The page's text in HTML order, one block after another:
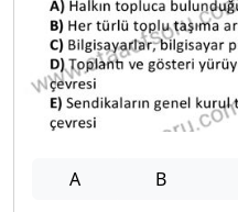
A B